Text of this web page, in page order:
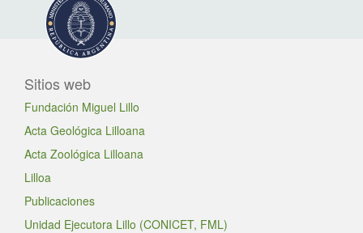
Sitios web
Fundación Miguel Lillo
Acta Geológica Lilloana
Acta Zoológica Lilloana
Lilloa
Publicaciones
Unidad Ejecutora Lillo (CONICET, FML)